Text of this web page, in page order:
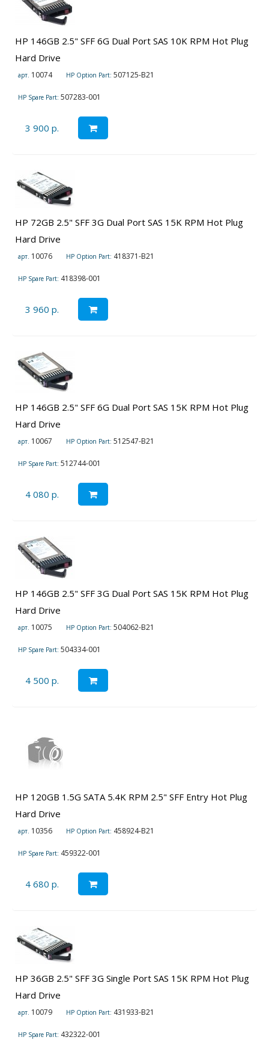
HP 146GB 2.5" SFF 6G Dual Port SAS 10K RPM Hot Plug
Hard Drive
арт. 10074 HP Option Part: 507125-B21
HP Spare Part: 507283-001
3 900 р.
HP 72GB 2.5" SFF 3G Dual Port SAS 15K RPM Hot Plug
Hard Drive
арт. 10076 HP Option Part: 418371-B21
HP Spare Part: 418398-001
3 960 р.
HP 146GB 2.5" SFF 6G Dual Port SAS 15K RPM Hot Plug
Hard Drive
арт. 10067 HP Option Part: 512547-B21
HP Spare Part: 512744-001
4 080 р.
HP 146GB 2.5" SFF 3G Dual Port SAS 15K RPM Hot Plug
Hard Drive
арт. 10075 HP Option Part: 504062-B21
HP Spare Part: 504334-001
4 500 р.
HP 120GB 1.5G SATA 5.4K RPM 2.5" SFF Entry Hot Plug
Hard Drive
арт. 10356 HP Option Part: 458924-B21
HP Spare Part: 459322-001
4 680 р.
HP 36GB 2.5" SFF 3G Single Port SAS 15K RPM Hot Plug
Hard Drive
арт. 10079 HP Option Part: 431933-B21
HP Spare Part: 432322-001